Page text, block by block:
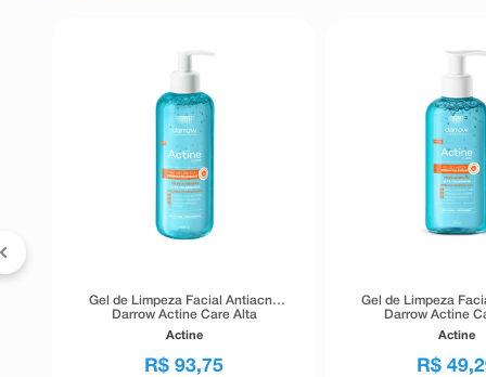
Gel de Limpeza Facial Antiacne
Darrow Actine Care Alta
Tolerância 400g
Actine
R$ 93,75
Gel de Limpeza
Darrow Actine
Tolerância
Actine
R$ 49,